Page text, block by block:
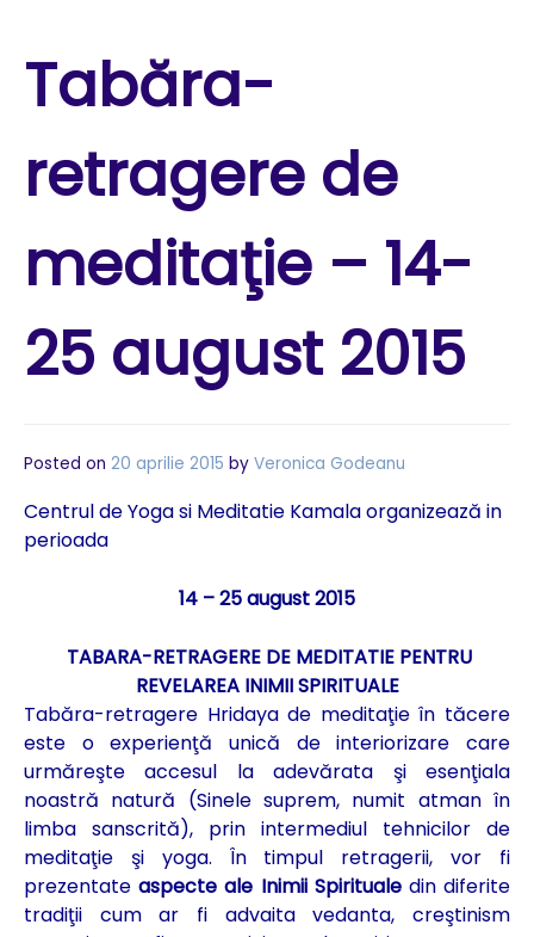
Tabăra-
retragere de
meditaţie – 14-
25 august 2015
Posted on 20 aprilie 2015 by Veronica Godeanu
Centrul de Yoga si Meditatie Kamala organizează in
perioada
14 – 25 august 2015
TABARA-RETRAGERE DE MEDITATIE PENTRU
REVELAREA INIMII SPIRITUALE
Tabăra-retragere Hridaya de meditaţie în tăcere
este o experienţă unică de interiorizare care
urmăreşte accesul la adevărata şi esenţiala
noastră natură (Sinele suprem, numit atman în
limba sanscrită), prin intermediul tehnicilor de
meditaţie şi yoga. În timpul retragerii, vor fi
prezentateaspecte ale Inimii Spirituale din diferite
tradiţii cum ar fi advaita vedanta, creştinism